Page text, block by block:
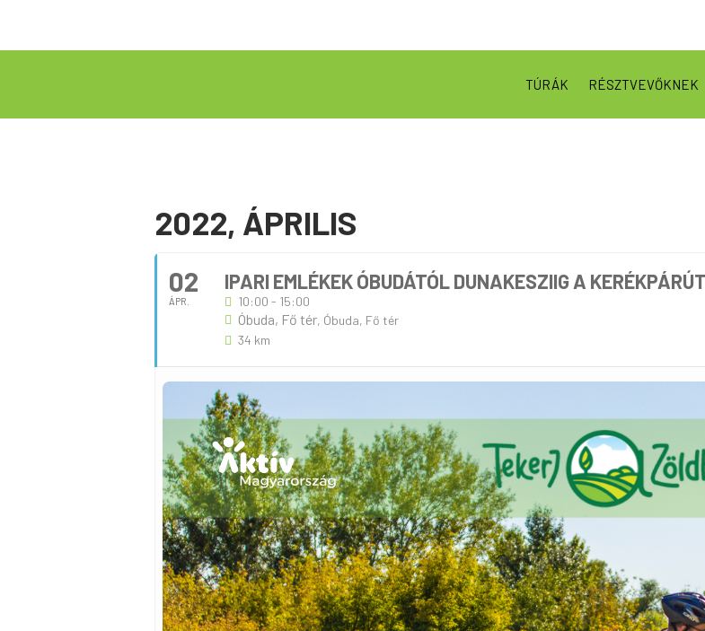
TÚRÁK RÉSZTVEVŐKNEK
2022, ÁPRILIS
02
ÁPR.
IPARI EMLÉKEK ÓBUDÁTÓL DUNAKESZIIG A
10:00 - 15:00
Óbuda, Fő tér, Óbuda, Fő tér
34 km